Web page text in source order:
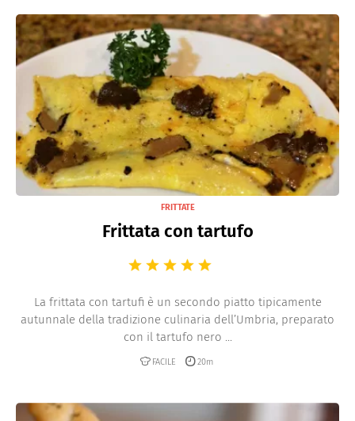
FRITTATE
Frittata con tartufo
La frittata con tartufi è un secondo piatto tipicamente
autunnale della tradizione culinaria dell’Umbria, preparato
con il tartufo nero ...
FACILE 20m